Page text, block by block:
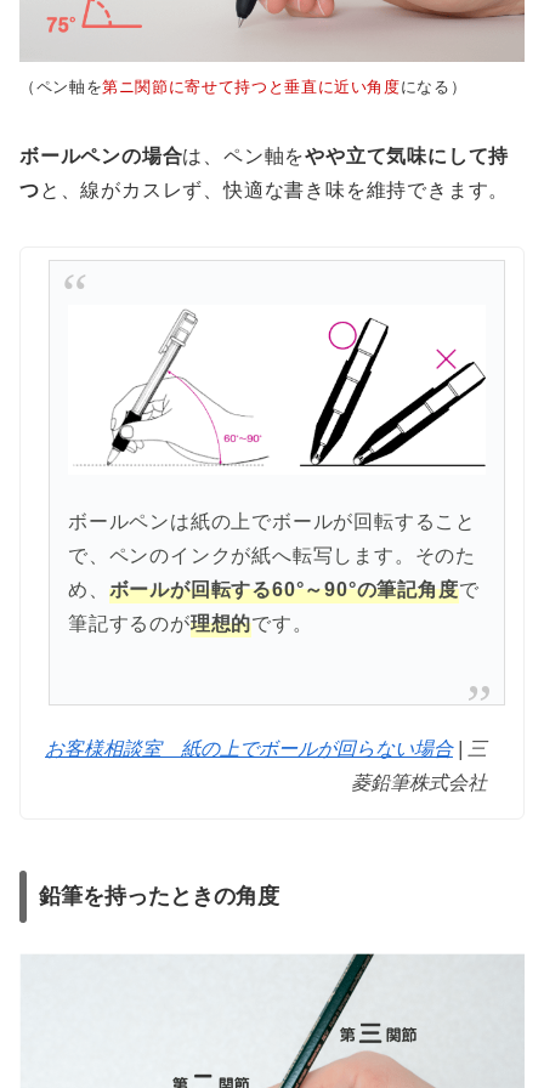
（ペン軸を第ニ関節に寄せて持つと垂直に近い角度になる）
ボールペンの場合は、ペン軸をやや立て気味にして持
つと、線がカスレず、快適な書き味を維持できます。
ボールペンは紙の上でボールが回転すること
で、ペンのインクが紙へ転写します。そのた
め、 ボールが回転する60°～90°の筆記角度で
筆記するのが理想的です。
お客様相談室 紙の上でボールが回らない場合| 三
菱鉛筆株式会社
鉛筆を持ったときの角度